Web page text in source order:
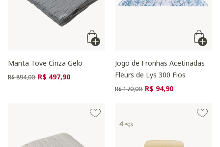
Manta Tove Cinza Gelo
Preço reduzido de
R$ 894,00 para
R$ 497,90
Jogo de Fronhas Acetinadas
Fleurs de Lys 300 Fios
Preço reduzido de
R$ 170,00 para
R$ 94,90